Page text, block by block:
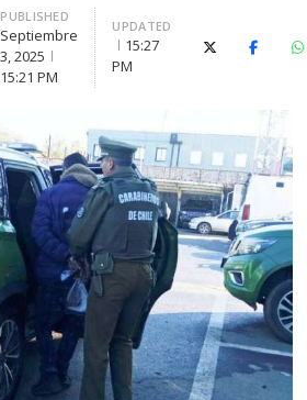
PUBLISHED
Septiembre
3, 2025
15:21 PM
UPDATED
15:27
PM
X (Twitter)